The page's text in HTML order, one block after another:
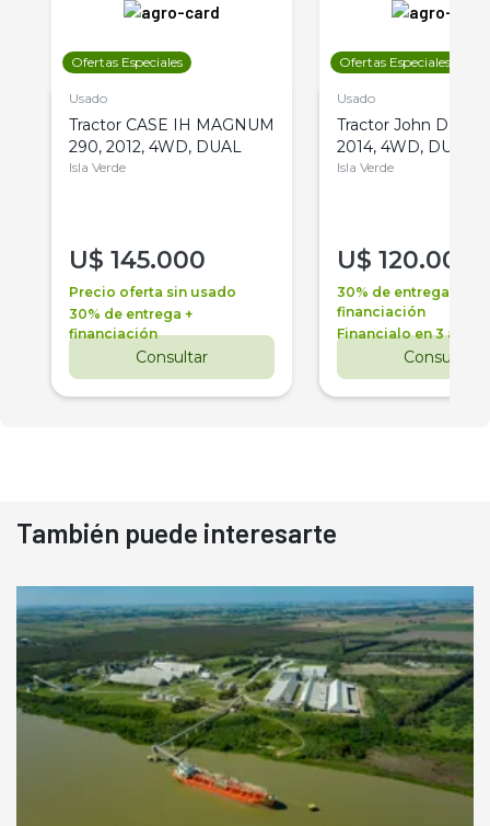
Ofertas Especiales
Usado
Tractor CASE IH MAGNUM
290, 2012, 4WD, DUAL
Isla Verde
U$ 145.000
Precio oferta sin usado
30% de entrega +
financiación
Consultar
Ofertas Especiales
Usado
Tractor John Deere
2014, 4WD, DUAL
Isla Verde
U$ 120.000
30% de entrega +
financiación
Financialo en 3 años
Consultar
También puede interesarte